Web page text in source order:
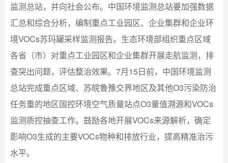
监测总站，并向社会公布。中国环境监测总站要加强数据
汇总和综合分析，编制重点工业园区、企业集群和企业环
境VOCs苏玛罐采样监测报告。生态环境部组织重点区域
各省（市）对重点工业园区和企业集群开展走航监测，排
查突出问题，评估整治效果。7月15日前，中国环境监测
总站完成重点区域、苏皖鲁豫交界地区及其他O3污染防治
任务重的地区国控环境空气质量站点O3量值溯源和VOCs
监测质控抽查工作。鼓励各地开展VOCs来源解析，确定
影响O3生成的主要VOCs物种和排放行业，提高精准治污
水平。